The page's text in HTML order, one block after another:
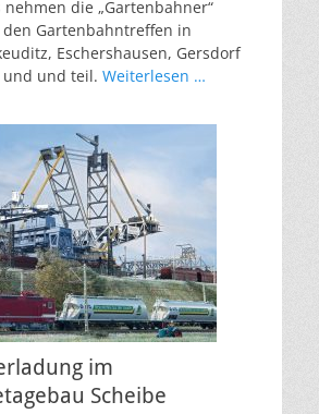
die „Gartenbahner“
Gartenbahntreffen in
Eschershausen, Gersdorf
und teil. Weiterlesen …
im
Scheibe